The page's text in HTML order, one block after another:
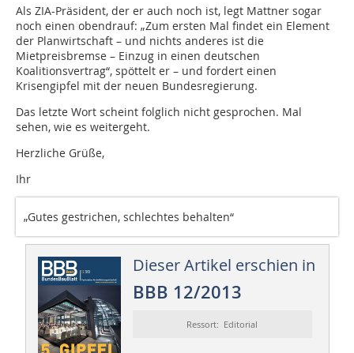
Als ZIA-Präsident, der er auch noch ist, legt Mattner sogar
noch einen obendrauf: „Zum ersten Mal findet ein Element
der Planwirtschaft – und nichts anderes ist die
Mietpreisbremse – Einzug in einen deutschen
Koalitionsvertrag“, spöttelt er – und fordert einen
Krisengipfel mit der neuen Bundesregierung.
Das letzte Wort scheint folglich nicht gesprochen. Mal
sehen, wie es weitergeht.
Herzliche Grüße,
Ihr
„Gutes gestrichen, schlechtes behalten“
Dieser Artikel erschien in
BBB 12/2013
Ressort: Editorial